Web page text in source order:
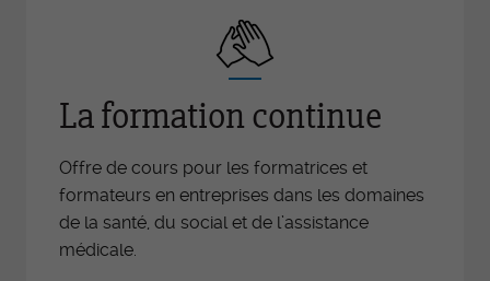
La formation continue
Offre de cours pour les formatrices et
formateurs en entreprises dans les domaines
de la santé, du social et de l’assistance
médicale.